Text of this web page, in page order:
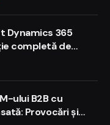
Dynamics 365
completă de
și integrare
ului B2B cu
Provocări și